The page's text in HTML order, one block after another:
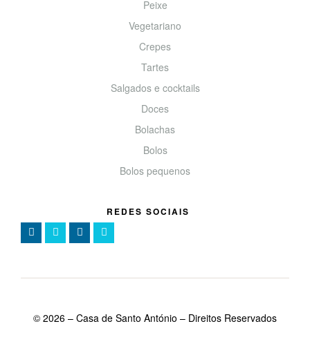
Peixe
Vegetariano
Crepes
Tartes
Salgados e cocktails
Doces
Bolachas
Bolos
Bolos pequenos
REDES SOCIAIS
© 2026 – Casa de Santo António – Direitos Reservados